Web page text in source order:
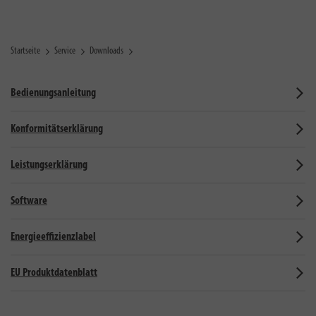
Startseite Service Downloads
Bedienungsanleitung
Konformitätserklärung
Leistungserklärung
Software
Energieeffizienzlabel
EU Produktdatenblatt